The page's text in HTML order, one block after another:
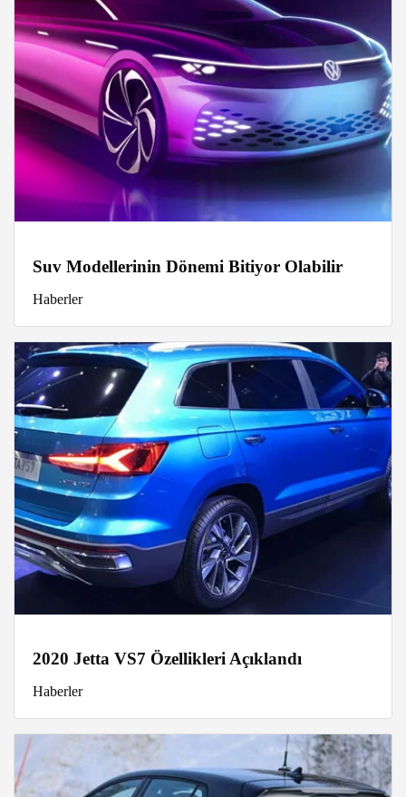
Suv Modellerinin Dönemi Bitiyor Olabilir
Haberler
2020 Jetta VS7 Özellikleri Açıklandı
Haberler